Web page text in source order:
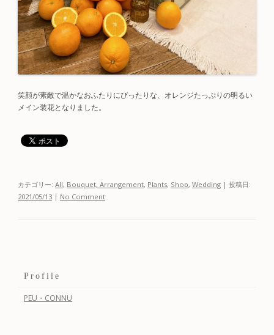
笑顔が素敵で温かなおふたりにぴったりな、オレンジたっぷりの明るい
メイン装花となりました。
カテゴリー: All, Bouquet, Arrangement, Plants, Shop, Wedding | 投稿日:
2021/05/13 | No Comment
Profile
PEU・CONNU